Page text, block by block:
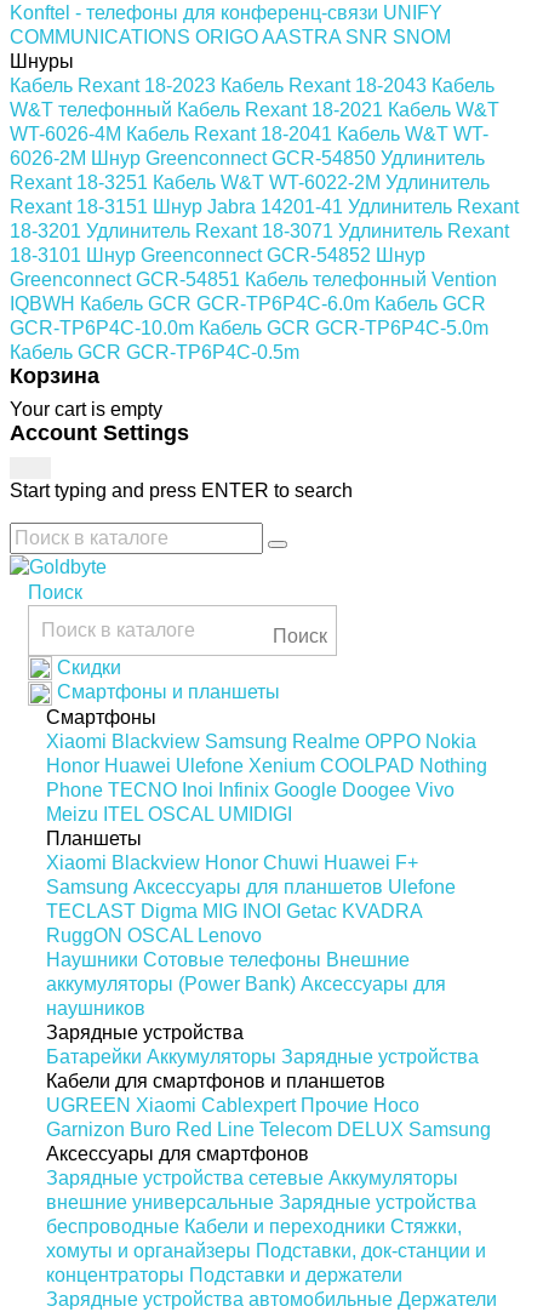
Konftel - телефоны для конференц-связи UNIFY
COMMUNICATIONS ORIGOAASTRA SNR SNOM
Шнуры
Кабель Rexant 18-2023 Кабель Rexant 18-2043 Кабель
W&T телефонный Кабель Rexant 18-2021 Кабель W&T
WT-6026-4M Кабель Rexant 18-2041 Кабель W&T WT-
6026-2M Шнур Greenconnect GCR-54850 Удлинитель
Rexant 18-3251 Кабель W&T WT-6022-2M Удлинитель
Rexant 18-3151 Шнур Jabra 14201-41 Удлинитель Rexant
18-3201 Удлинитель Rexant 18-3071 Удлинитель Rexant
18-3101 Шнур Greenconnect GCR-54852 Шнур
Greenconnect GCR-54851 Кабель телефонный Vention
IQBWH Кабель GCR GCR-TP6P4C-6.0m Кабель GCR
GCR-TP6P4C-10.0m Кабель GCR GCR-TP6P4C-5.0m
Кабель GCR GCR-TP6P4C-0.5m
Корзина
Your cart is empty
Account Settings
Start typing and press ENTER to search
Поиск
Поиск
Скидки
Смартфоны и планшеты
Смартфоны
Xiaomi Blackview Samsung Realme OPPO Nokia
Honor Huawei Ulefone Xenium COOLPAD Nothing
Phone TECNO Inoi Infinix Google Doogee Vivo
Meizu ITEL OSCAL UMIDIGI
Планшеты
Xiaomi Blackview Honor Chuwi Huawei F+
Samsung Аксессуары для планшетов Ulefone
TECLAST Digma MIG INOI Getac KVADRA
RuggON OSCAL Lenovo
Наушники Сотовые телефоны Внешние
аккумуляторы (Power Bank) Аксессуары для
наушников
Зарядные устройства
Батарейки Аккумуляторы Зарядные устройства
Кабели для смартфонов и планшетов
UGREEN Xiaomi Cablexpert Прочие Hoco
Garnizon Buro Red Line Telecom DELUX Samsung
Аксессуары для смартфонов
Зарядные устройства сетевые Аккумуляторы
внешние универсальные Зарядные устройства
беспроводные Кабели и переходники Стяжки,
хомуты и органайзеры Подставки, док-станции и
концентраторы Подставки и держатели
Зарядные устройства автомобильные Держатели